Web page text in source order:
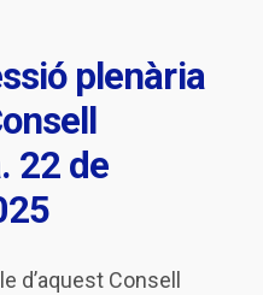
plenària
22 de
d’aquest Consell